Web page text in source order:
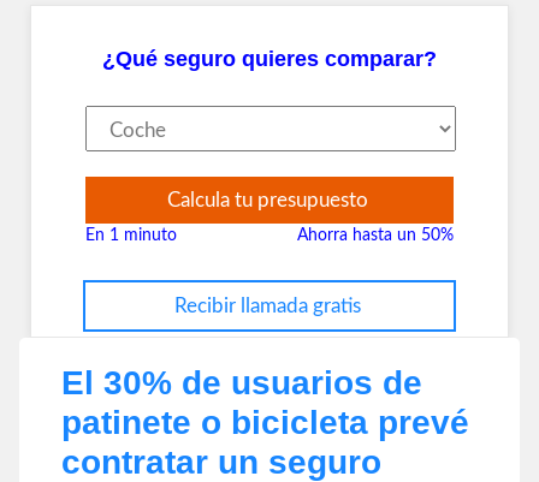
¿Qué seguro quieres comparar?
Calcula tu presupuesto
En 1 minuto Ahorra hasta un 50%
Recibir llamada gratis
El 30% de usuarios de
patinete o bicicleta prevé
contratar un seguro